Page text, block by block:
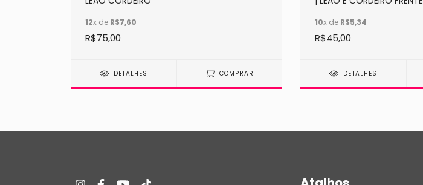
12x de R$7,60
R$75,00
DETALHES COMPRAR
10x de R$5,34
R$45,00
DETALHES